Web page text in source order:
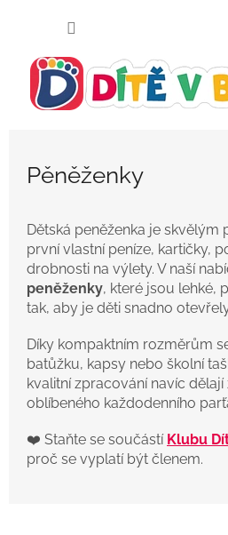
Pěněženky
Dětská peněženka je skvělým
první vlastní peníze, kartičky,
drobnosti na výlety. V naší
peněženky, které jsou lehké,
tak, aby je děti snadno
Díky kompaktním rozměrům
batůžku, kapsy nebo školní
kvalitní zpracování navíc dělají
oblíbeného každodenního
❤️ Staňte se součástí Klubu
proč se vyplatí být členem.